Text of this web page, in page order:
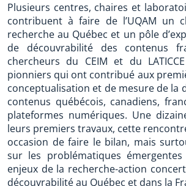
Plusieurs centres, chaires et
contribuent à faire de l’UQAM un
recherche au Québec et un pôle
de découvrabilité des contenus
chercheurs du CEIM et du
pionniers qui ont contribué aux
conceptualisation et de mesure de la
contenus québécois, canadiens,
plateformes numériques. Une
leurs premiers travaux, cette
occasion de faire le bilan, mais
sur les problématiques
enjeux de la recherche-action
découvrabilité au Québec et dans la